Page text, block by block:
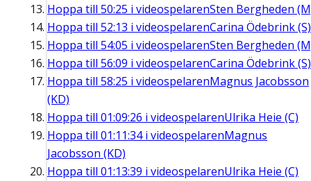
Hoppa till 50:25 i videospelarenSten Bergheden
Hoppa till 52:13 i videospelarenCarina Ödebrink (S)
Hoppa till 54:05 i videospelarenSten Bergheden
Hoppa till 56:09 i videospelarenCarina Ödebrink (S)
Hoppa till 58:25 i videospelarenMagnus Jacobsson
(KD)
Hoppa till 01:09:26 i videospelarenUlrika Heie (C)
Hoppa till 01:11:34i videospelarenMagnus
Jacobsson (KD)
Hoppa till 01:13:39 i videospelarenUlrika Heie (C)